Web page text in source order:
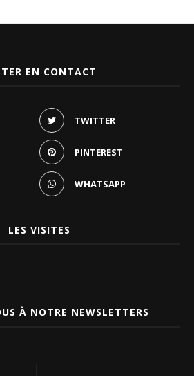
EN CONTACT
TWITTER
PINTEREST
WHATSAPP
LES VISITES
À NOTRE NEWSLETTERS